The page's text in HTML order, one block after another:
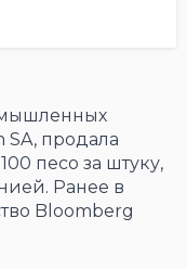
SA, продала
песо за штуку,
Ранее в
Bloomberg